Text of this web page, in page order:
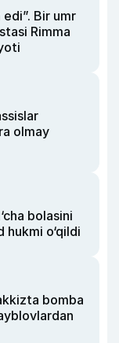
Bir umr
Rimma
olmay
bolasini
o‘qildi
bomba